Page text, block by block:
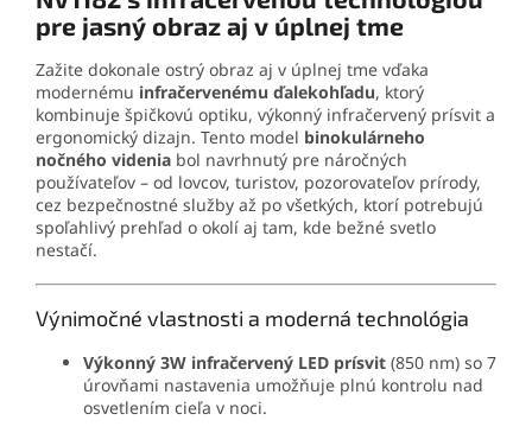
kapacita32 GBpredstavuje
výbornú voľbu pre
zákazníkov, ktorí chcú mať
zariadenie pripravené na
používanie ihneď.
pre jasný obraz aj v úplnej tme
Zažite dokonale ostrý obraz aj v úplnej tme vďaka
modernému infračervenému ďalekohľadu, ktorý
kombinuje špičkovú optiku, výkonný infračervený prísvit a
ergonomický dizajn. Tento model binokulárneho
nočného videnia bol navrhnutý pre náročných
používateľov – od lovcov, turistov, pozorovateľov prírody,
cez bezpečnostné služby až po všetkých, ktorí potrebujú
spoľahlivý prehľad o okolí aj tam, kde bežné svetlo
nestačí.
Výnimočné vlastnosti a moderná technológia
Výkonný 3W infračervený LED prísvit (850 nm) so 7
úrovňami nastavenia umožňuje plnú kontrolu nad
osvetlením cieľa v noci.